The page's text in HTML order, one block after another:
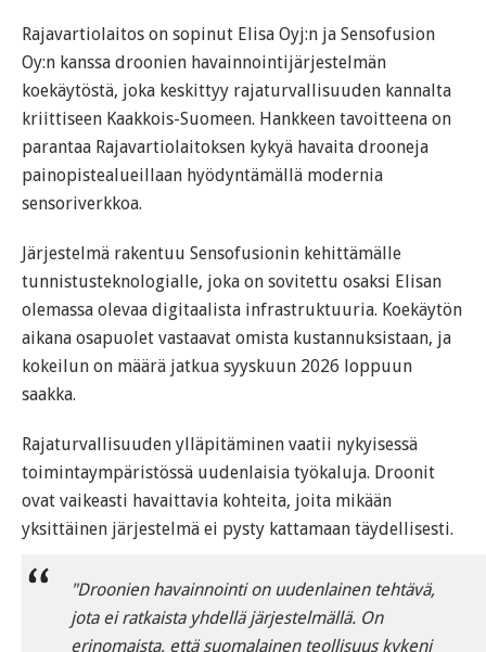
Rajavartiolaitos on sopinut Elisa Oyj:n ja Sensofusion
Oy:n kanssa droonien havainnointijärjestelmän
koekäytöstä, joka keskittyy rajaturvallisuuden kannalta
kriittiseen Kaakkois-Suomeen. Hankkeen tavoitteena on
parantaa Rajavartiolaitoksen kykyä havaita drooneja
painopistealueillaan hyödyntämällä modernia
sensoriverkkoa.
Järjestelmä rakentuu Sensofusionin kehittämälle
tunnistusteknologialle, joka on sovitettu osaksi Elisan
olemassa olevaa digitaalista infrastruktuuria. Koekäytön
aikana osapuolet vastaavat omista kustannuksistaan, ja
kokeilun on määrä jatkua syyskuun 2026 loppuun
saakka.
Rajaturvallisuuden ylläpitäminen vaatii nykyisessä
toimintaympäristössä uudenlaisia työkaluja. Droonit
ovat vaikeasti havaittavia kohteita, joita mikään
yksittäinen järjestelmä ei pysty kattamaan täydellisesti.
"Droonien havainnointi on uudenlainen tehtävä,
jota ei ratkaista yhdellä järjestelmällä. On
erinomaista, että suomalainen teollisuus kykeni